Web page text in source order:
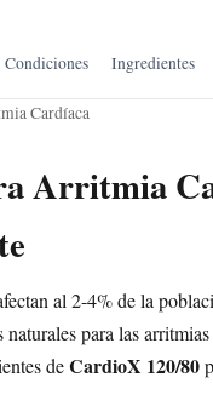
Condiciones Ingredientes
Cardíaca
Arritmia
al 2-4% de la
naturales para las
deCardioX 120/80